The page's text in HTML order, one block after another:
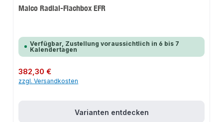
Maico Radial-Flachbox EFR
Verfügbar, Zustellung voraussichtlich in 6 bis 7
Kalendertagen
Regulärer Preis:
382,30 €
zzgl. Versandkosten
Varianten entdecken